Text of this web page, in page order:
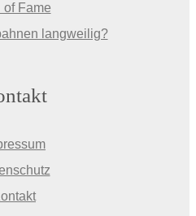
of Fame
langweilig?